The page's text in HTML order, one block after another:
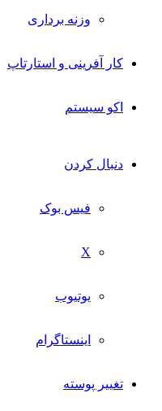
وزنه برداری
کار آفرینی و استارتاپ
اکو سیستم
دنبال کردن
فیس بوک
X
یوتیوب
اینستاگرام
تغییر پوسته